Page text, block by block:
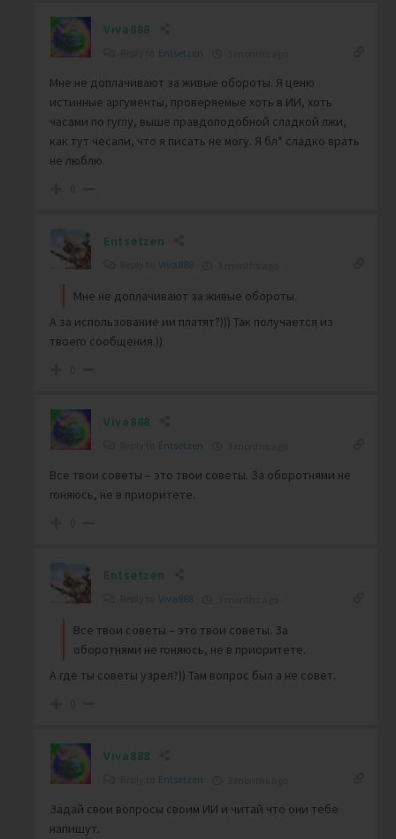
Viva888
Entsetzen
Мне не доплачивают за живые обороты. Я ценю
истинные аргументы, проверяемые хоть в ИИ, хоть
часами по гуглу, выше правдоподобной сладкой лжи,
как тут чесали, что я писать не могу. Я бл* сладко врать
не люблю.
Entsetzen
Viva888
Мне не доплачивают за живые обороты.
А за использование ии платят?))) Так получается из
твоего сообщения.))
Viva888
Entsetzen
Все твои советы – это твои советы. За оборотнями не
гоняюсь, не в приоритете.
Entsetzen
Viva888
Все твои советы – это твои советы. За
оборотнями не гоняюсь, не в приоритете.
А где ты советы узрел?)) Там вопрос был а не совет.
Viva888
Entsetzen
Задай свои вопросы своим ИИ и читай что они тебе
напишут.